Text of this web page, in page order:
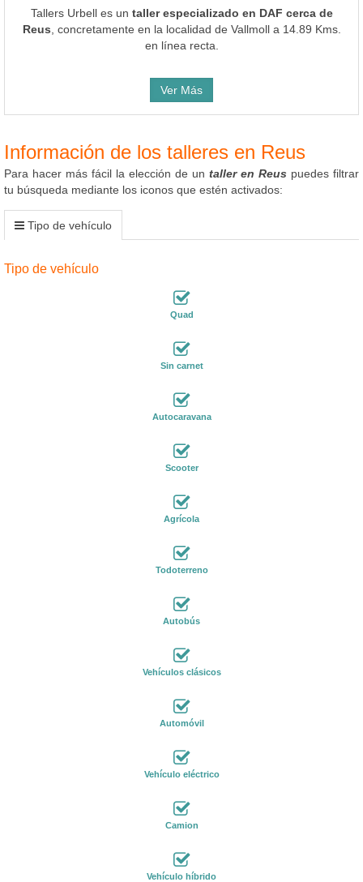
Tallers Urbell es un taller especializado en DAF cerca de
Reus , concretamente en la localidad de Vallmoll a 14.89 Kms.
en línea recta.
Ver Más
Información de los talleres en Reus
Para hacer más fácil la elección de un taller en Reus puedes filtrar
tu búsqueda mediante los iconos que estén activados:
Tipo de vehículo
Tipo de vehículo
Quad
Sin carnet
Autocaravana
Scooter
Agrícola
Todoterreno
Autobús
Vehículos clásicos
Automóvil
Vehículo eléctrico
Camion
Vehículo híbrido